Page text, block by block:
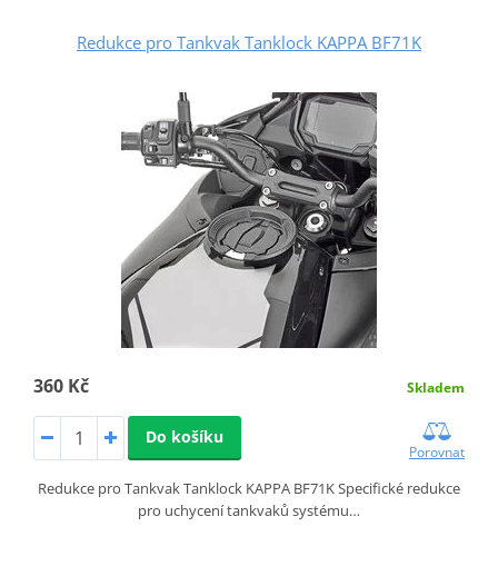
Redukce pro Tankvak Tanklock KAPPA BF71K
360 Kč Skladem
Do košíku
Porovnat
Redukce pro Tankvak Tanklock KAPPA BF71K Specifické redukce
pro uchycení tankvaků systému…